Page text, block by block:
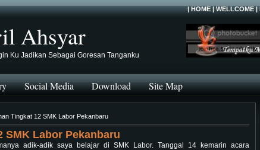
|HOME|WELLCOME|
Ahsyar
Ku Jadikan Sebagai Goresan Tanganku
Social Media Download Site Map
Tingkat 12 SMK Labor Pekanbaru
SMK Labor Pekanbaru
adik-adik saya belajar di SMK Labor. Tanggal 14 kemarin acara